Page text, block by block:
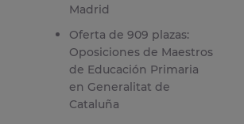
Madrid
Oferta de 909 plazas:
Oposiciones de Maestros
de Educación Primaria
en Generalitat de
Cataluña